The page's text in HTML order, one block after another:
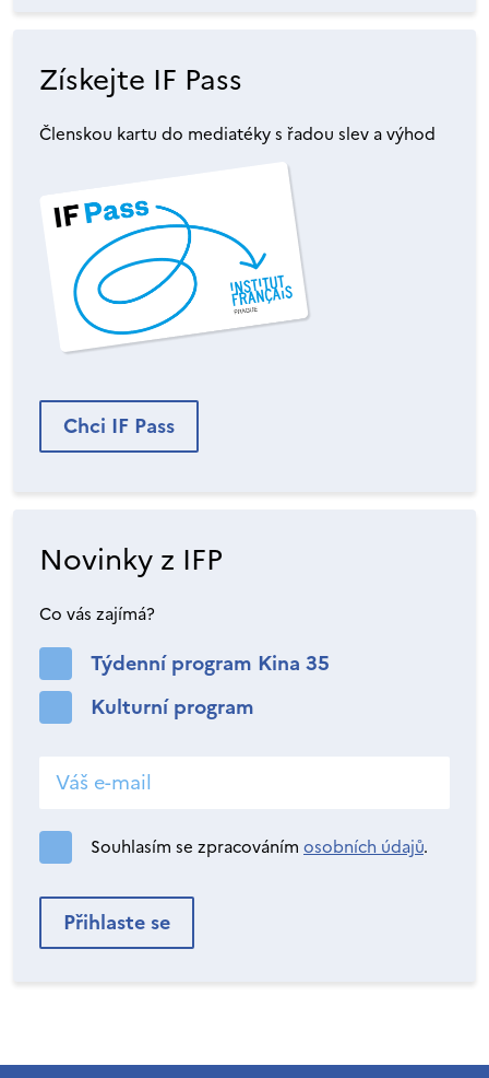
Získejte IF Pass
Členskou kartu do mediatéky s řadou slev a výhod
Chci IF Pass
Novinky z IFP
Co vás zajímá?
Týdenní program Kina 35
Kulturní program
Souhlasím se zpracováním osobních údajů.